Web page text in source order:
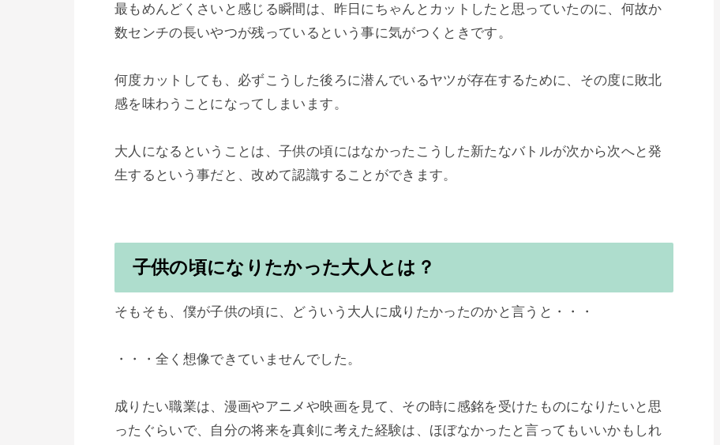
最もめんどくさいと感じる瞬間は、昨日にちゃんとカットしたと思っていたのに、何故か
数センチの長いやつが残っているという事に気がつくときです。
何度カットしても、必ずこうした後ろに潜んでいるヤツが存在するために、その度に敗北
感を味わうことになってしまいます。
大人になるということは、子供の頃にはなかったこうした新たなバトルが次から次へと発
生するという事だと、改めて認識することができます。
子供の頃になりたかった大人とは？
そもそも、僕が子供の頃に、どういう大人に成りたかったのかと言うと・・・
・・・全く想像できていませんでした。
成りたい職業は、漫画やアニメや映画を見て、その時に感銘を受けたものになりたいと思
ったぐらいで、自分の将来を真剣に考えた経験は、ほぼなかったと言ってもいいかもしれ